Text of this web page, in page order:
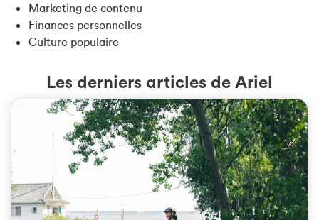
Marketing de contenu
Finances personnelles
Culture populaire
Les derniers articles de Ariel